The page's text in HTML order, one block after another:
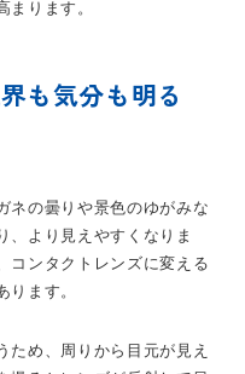
ります。
も気分も明る
ネの曇りや景色のゆがみな
、より見えやすくなりま
ンタクトレンズに変える
ります。
ため、周りから目元が見え